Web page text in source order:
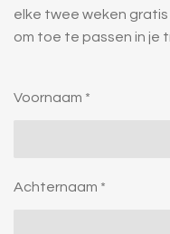
elke twee weken
om toe te passen in je
Voornaam *
Achternaam *